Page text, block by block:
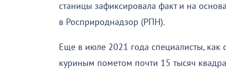
станицы зафиксировала факт и на
в Росприроднадзор (РПН).
Еще в июле 2021 года специалисты, как
куриным пометом почти 15 тысяч